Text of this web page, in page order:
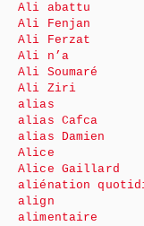
Ali abattu
Ali Fenjan
Ali Ferzat
Ali n’a
Ali Soumaré
Ali Ziri
alias
alias Cafca
alias Damien
Alice
Alice Gaillard
aliénation
align
alimentaire